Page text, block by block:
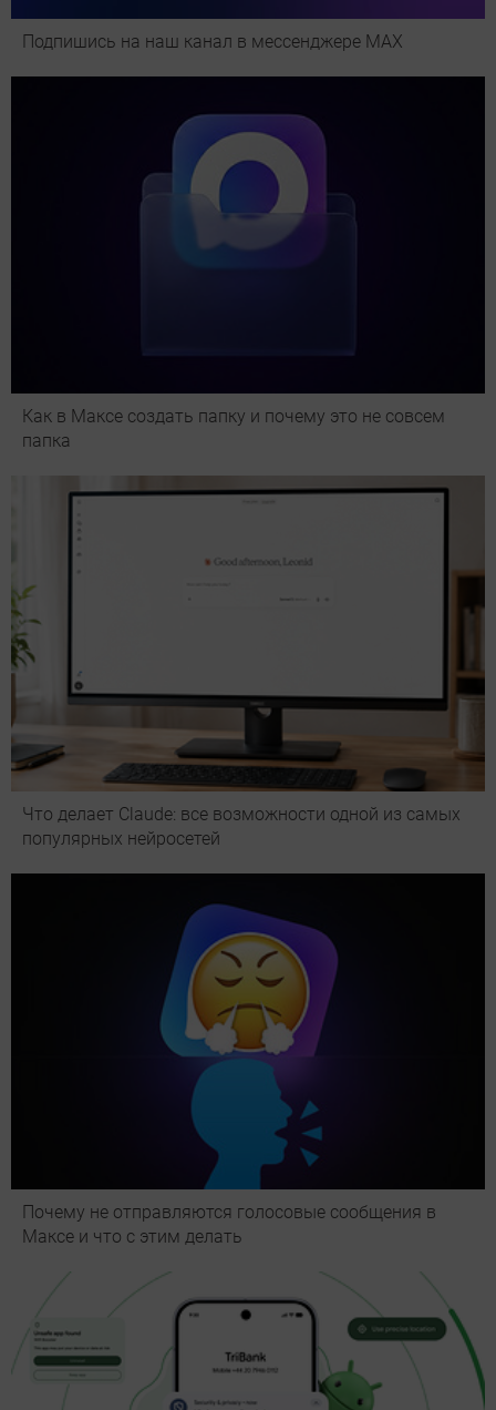
Подпишись на наш канал в мессенджере МАХ
Как в Максе создать папку и почему это не совсем
папка
Что делает Сlaude: все возможности одной из самых
популярных нейросетей
Почему не отправляются голосовые сообщения в
Максе и что с этим делать